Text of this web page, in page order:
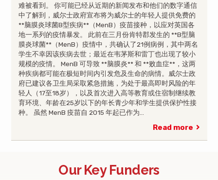
难被看到。 你可能已经从近期的新闻发布和他们的数字通信
中了解到，威尔士政府宣布将为威尔士的年轻人提供免费的
**脑膜炎球菌B型疾病**（MenB）疫苗接种，以应对英国各
地一系列的疫情暴发。 此前在三月份肯特郡发生的 **B型脑
膜炎球菌**（MenB）疫情中，共确认了21例病例，其中两名
学生不幸因该疾病去世；最近在韦茅斯和雷丁也出现了较小
规模的疫情。 MenB 可导致 **脑膜炎** 和 **败血症**，这两
种疾病都可能在极短时间内引发危及生命的病情。威尔士政
府已建议各卫生局采取紧急措施，为处于最高即时风险的年
轻人（17至18岁），以及首次进入高等教育或住宿制继续教
育环境、年龄在25岁以下的年长青少年和学生提供保护性接
种。 虽然 MenB 疫苗自 2015 年起已作为…
Read more
Our Key Funders